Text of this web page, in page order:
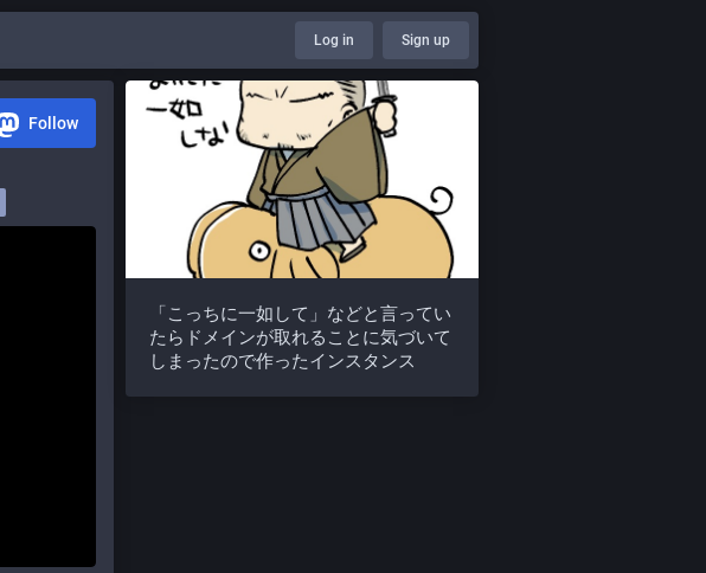
Log in Sign up
Follow
「こっちに一如して」などと言ってい
たらドメインが取れることに気づいて
しまったので作ったインスタンス